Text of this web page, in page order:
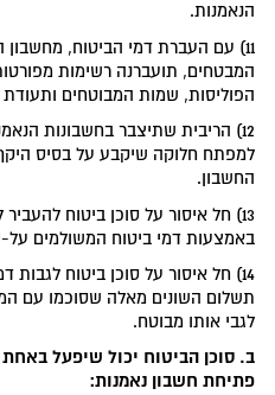
הנאמנות.
11) עם העברת דמי הביטוח,
המבטחים, תועברנה רשימות
הפוליסות, שמות המבוטחים
12) הריבית שתיצבר בחשבונות
למפתח חלוקה שיקבע על בסיס
החשבון.
13) חל איסור על סוכן ביטוח
באמצעות דמי ביטוח המשולמים
14) חל איסור על סוכן ביטוח
תשלום השונים מאלה שסוכמו עם
לגבי אותו מבוטח.
ב.סוכן הביטוח יכול שיפעל
פתיחת חשבון נאמנות: